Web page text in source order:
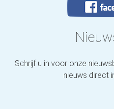
Schrijf u in voor onze
nieuws direct